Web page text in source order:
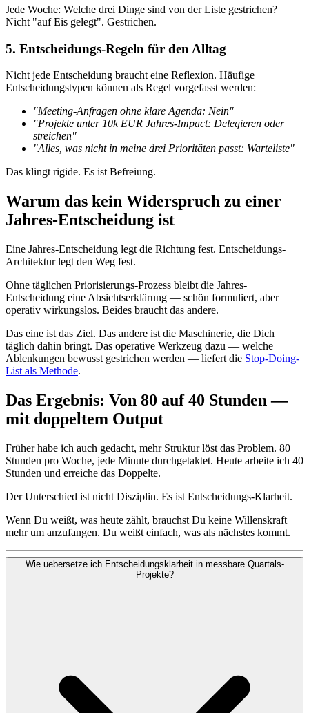
Jede Woche: Welche drei Dinge sind von der Liste gestrichen?
Nicht "auf Eis gelegt". Gestrichen.
5. Entscheidungs-Regeln für den Alltag
Nicht jede Entscheidung braucht eine Reflexion. Häufige
Entscheidungstypen können als Regel vorgefasst werden:
"Meeting-Anfragen ohne klare Agenda: Nein"
"Projekte unter 10k EUR Jahres-Impact: Delegieren oder
streichen"
"Alles, was nicht in meine drei Prioritäten passt: Warteliste"
Das klingt rigide. Es ist Befreiung.
Warum das kein Widerspruch zu einer
Jahres-Entscheidung ist
Eine Jahres-Entscheidung legt die Richtung fest. Entscheidungs-
Architektur legt den Weg fest.
Ohne täglichen Priorisierungs-Prozess bleibt die Jahres-
Entscheidung eine Absichtserklärung — schön formuliert, aber
operativ wirkungslos. Beides braucht das andere.
Das eine ist das Ziel. Das andere ist die Maschinerie, die Dich
täglich dahin bringt. Das operative Werkzeug dazu — welche
Ablenkungen bewusst gestrichen werden — liefert die Stop-Doing-
List als Methode.
Das Ergebnis: Von 80 auf 40 Stunden —
mit doppeltem Output
Früher habe ich auch gedacht, mehr Struktur löst das Problem. 80
Stunden pro Woche, jede Minute durchgetaktet. Heute arbeite ich 40
Stunden und erreiche das Doppelte.
Der Unterschied ist nicht Disziplin. Es ist Entscheidungs-Klarheit.
Wenn Du weißt, was heute zählt, brauchst Du keine Willenskraft
mehr um anzufangen. Du weißt einfach, was als nächstes kommt.
Wie uebersetze ich Entscheidungsklarheit in messbare Quartals-
Projekte?